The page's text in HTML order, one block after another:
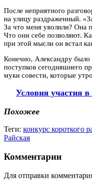
После неприятного
на улицу раздраженный.
За что меня уволили? Она
Что они себе позволяют.
при этой мысли он встал
Конечно, Александру было
поступков сегодняшнего
муки совести, которые
Условия участия в
Похожее
Теги: конкурс короткого
Райская
Комментарии
Для отправки